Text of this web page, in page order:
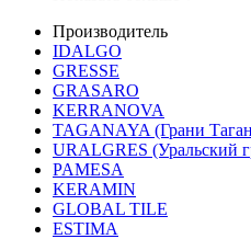
Производитель
IDALGO
GRESSE
GRASARO
KERRANOVA
TAGANAYA (Грани
URALGRES (Уральский
PAMESA
KERAMIN
GLOBAL TILE
ESTIMA